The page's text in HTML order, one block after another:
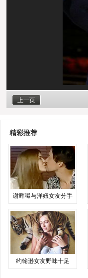
上一页
精彩推荐
谢晖曝与洋妞女友分手
约翰逊女友野味十足